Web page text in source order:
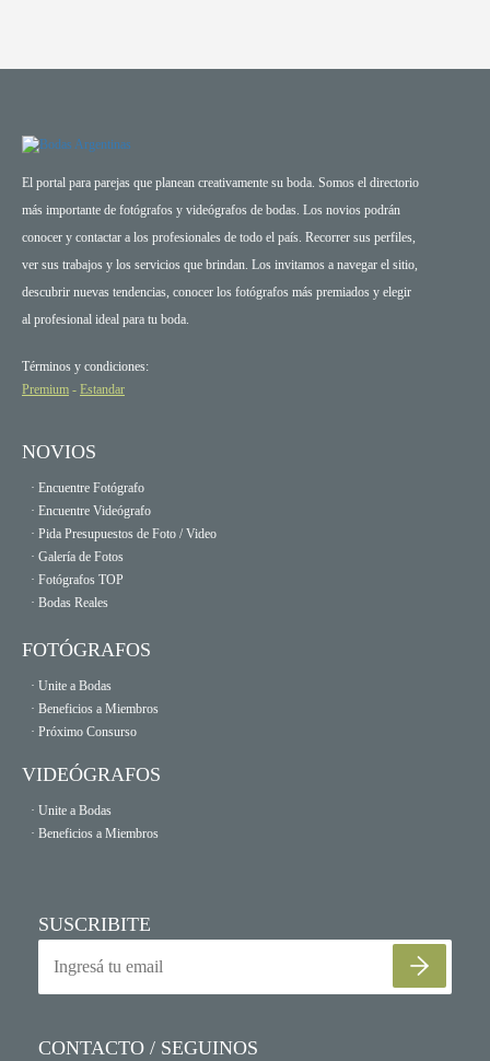
El portal para parejas que planean creativamente su boda. Somos el directorio
más importante de fotógrafos y videógrafos de bodas. Los novios podrán
conocer y contactar a los profesionales de todo el país. Recorrer sus perfiles,
ver sus trabajos y los servicios que brindan. Los invitamos a navegar el sitio,
descubrir nuevas tendencias, conocer los fotógrafos más premiados y elegir
al profesional ideal para tu boda.
Términos y condiciones:
Premium - Estandar
NOVIOS
· Encuentre Fotógrafo
· Encuentre Videógrafo
· Pida Presupuestos de Foto / Video
· Galería de Fotos
· Fotógrafos TOP
· Bodas Reales
FOTÓGRAFOS
· Unite a Bodas
· Beneficios a Miembros
· Próximo Consurso
VIDEÓGRAFOS
· Unite a Bodas
· Beneficios a Miembros
SUSCRIBITE
CONTACTO / SEGUINOS